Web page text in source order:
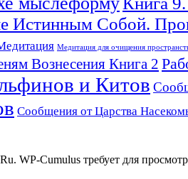
Истинным Собой.
Медитация для очищения
Вознесения Книга 2
и Китов
Сообщения от Царства
WP-Cumulus требует для